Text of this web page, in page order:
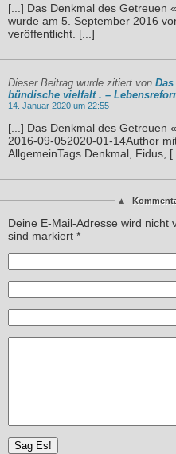
[...] Das Denkmal des Getreuen
wurde am 5. September 2016
veröffentlicht. [...]
Dieser Beitrag wurde zitiert von
bündische vielfalt . –
14. Januar 2020 um 22:55
[...] Das Denkmal des Getreuen
2016-09-052020-01-14Author
AllgemeinTags Denkmal, Fidus,
Deine E-Mail-Adresse wird nicht
sind markiert *